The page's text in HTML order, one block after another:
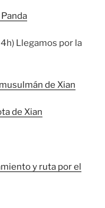
Llegamos por la
de Xian
de Xian
y ruta por el